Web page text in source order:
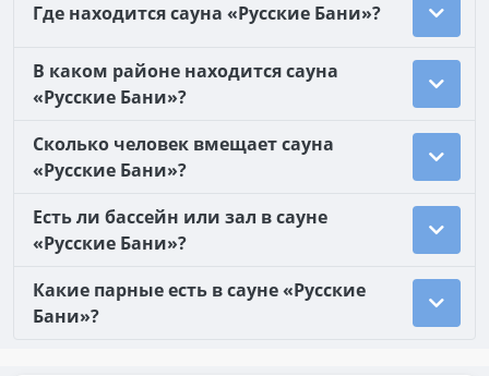
Где находится сауна «Русские Бани»?
В каком районе находится сауна
«Русские Бани»?
Сколько человек вмещает сауна
«Русские Бани»?
Есть ли бассейн или зал в сауне
«Русские Бани»?
Какие парные есть в сауне «Русские
Бани»?